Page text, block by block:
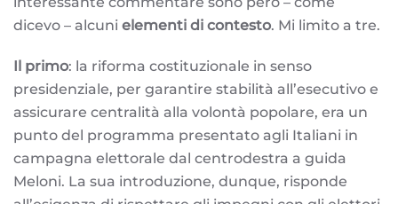
dicevo – alcuni elementi di contesto. Mi limito a tre.
Il primo: la riforma costituzionale in senso
presidenziale, per garantire stabilità all’esecutivo e
assicurare centralità alla volontà popolare, era un
punto del programma presentato agli Italiani in
campagna elettorale dal centrodestra a guida
Meloni. La sua introduzione, dunque, risponde